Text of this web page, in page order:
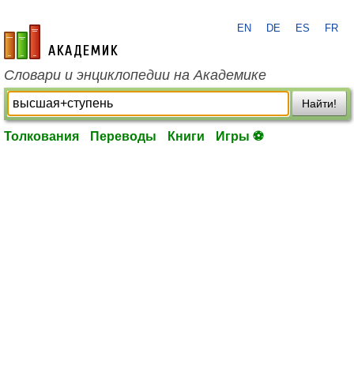
academic.ru
EN DE ES FR
Словари и энциклопедии на Академике
Найти!
Толкования Переводы Книги Игры ⚽